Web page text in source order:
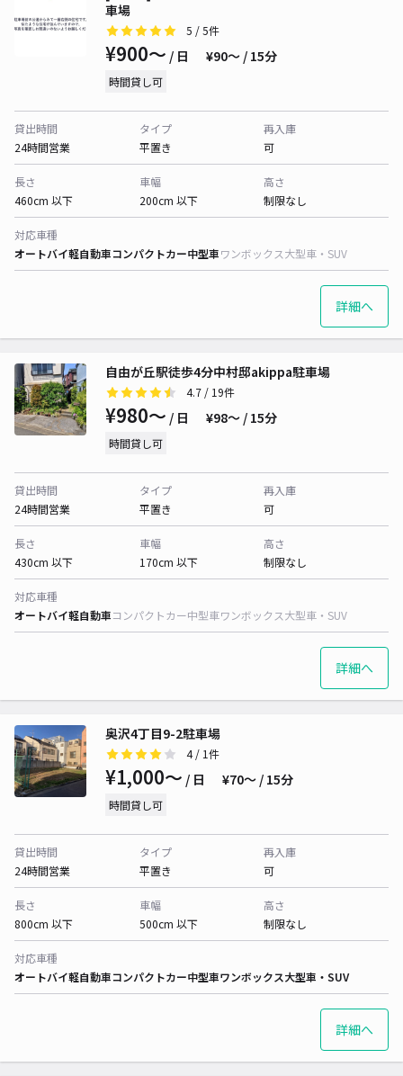
車場
5 / 5件
¥900〜 / 日 ¥90〜 / 15分
時間貸し可
貸出時間
24時間営業
タイプ
平置き
再入庫
可
長さ
460cm 以下
車幅
200cm 以下
高さ
制限なし
対応車種
オートバイ軽自動車コンパクトカー中型車ワンボックス大型車・SUV
詳細へ
自由が丘駅徒歩4分中村邸akippa駐車場
4.7 / 19件
¥980〜 / 日 ¥98〜 / 15分
時間貸し可
貸出時間
24時間営業
タイプ
平置き
再入庫
可
長さ
430cm 以下
車幅
170cm 以下
高さ
制限なし
対応車種
オートバイ軽自動車コンパクトカー中型車ワンボックス大型車・SUV
詳細へ
奥沢4丁目9-2駐車場
4/ 1件
¥1,000〜 / 日 ¥70〜 / 15分
時間貸し可
貸出時間
24時間営業
タイプ
平置き
再入庫
可
長さ
800cm 以下
車幅
500cm 以下
高さ
制限なし
対応車種
オートバイ軽自動車コンパクトカー中型車ワンボックス大型車・SUV
詳細へ